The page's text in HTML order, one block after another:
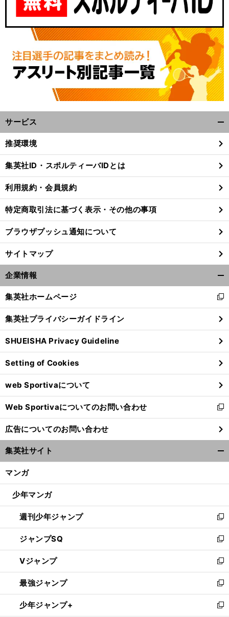
サービス
閉
る
推奨環境
集英社ID・スポルティーバIDとは
利用規約・会員規約
特定商取引法に基づく表示・その他の事項
ブラウザプッシュ通知について
サイトマップ
企業情報
閉
る
集英社ホームページ
新
し
い
ウ
ィ
ン
ド
ウ
で
開
く
集英社プライバシーガイドライン
SHUEISHA Privacy Guideline
Setting of Cookies
web Sportivaについて
Web Sportivaについてのお問い合わせ
新
し
い
ウ
ィ
ン
ウ
開
く
広告についてのお問い合わせ
集英社サイト
マンガ
少年マンガ
週刊少年ジャンプ
新
し
い
ウ
ィ
ン
ド
ウ
で
ジャンプSQ
新
し
い
ウ
ィ
ン
ド
Vジャンプ
新
し
い
ウ
ィ
最強ジャンプ
新
し
い
少年ジャンプ+
新